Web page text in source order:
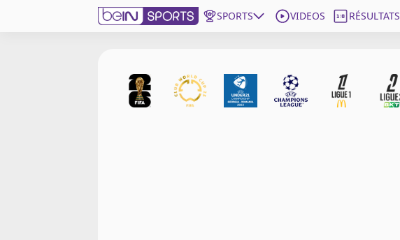
SPORTS VIDEOS RÉSULTATS
France